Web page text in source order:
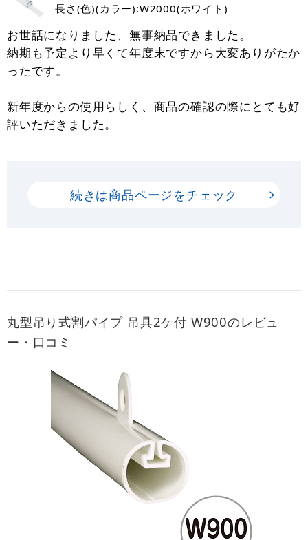
長さ(色)(カラー):W2000(ホワイト)
お世話になりました、無事納品できました。
納期も予定より早くて年度末ですから大変ありがたか
ったです。
新年度からの使用らしく、商品の確認の際にとても好
評いただきました。
続きは商品ページをチェック
丸型吊り式割パイプ 吊具2ケ付 W900のレビュ
ー・口コミ